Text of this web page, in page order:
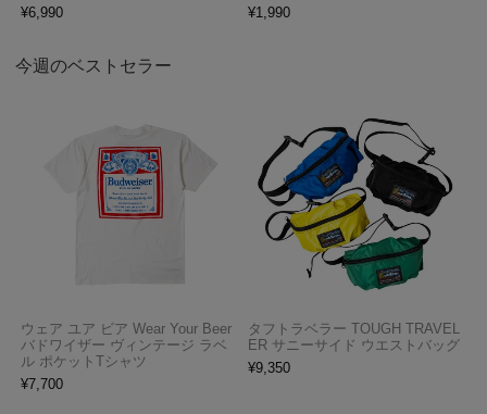
¥6,990
¥1,990
今週のベストセラー
ウェア ユア ビア Wear Your Beer
バドワイザー ヴィンテージ ラベ
ル ポケットTシャツ
¥7,700
タフトラベラー TOUGH TRAVEL
ER サニーサイド ウエストバッグ
¥9,350